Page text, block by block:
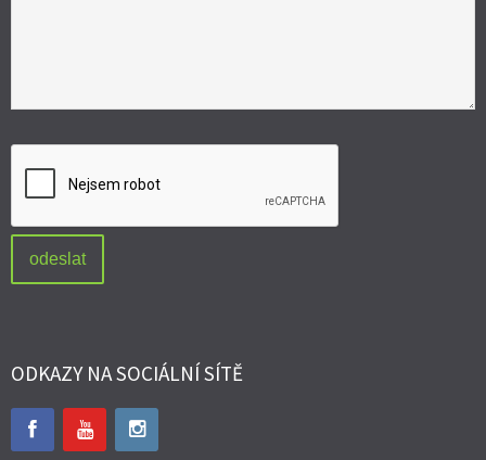
ODKAZY NA SOCIÁLNÍ SÍTĚ